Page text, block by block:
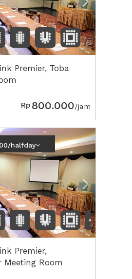
Premier, Toba
Rp 800.000/jam
Next2
halfday
Premier,
Meeting Room